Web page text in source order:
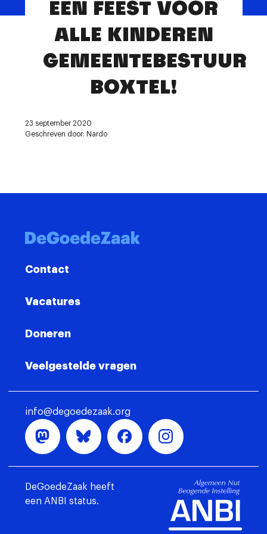
ContactEEN FEEST VOOR
ALLE KINDEREN
GEMEENTEBESTUUR
BOXTEL!
23 september 2020
Geschreven door: Nardo
Contact
Vacatures
Doneren
Veelgestelde vragen
info@degoedezaak.org
DeGoedeZaak heeft
een ANBI status.